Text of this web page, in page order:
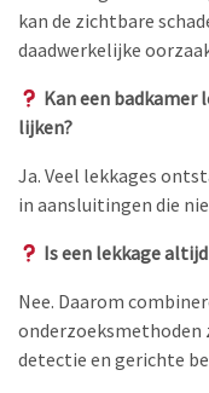
kan de zichtbare
daadwerkelijke
Kan een badkamer
lijken?
Ja. Veel lekkages
in aansluitingen die
Is een lekkage
Nee. Daarom
onderzoeksmethoden
detectie en gerichte